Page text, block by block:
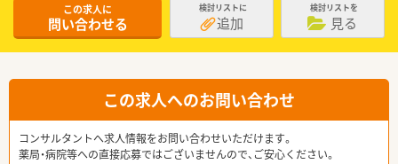
この求人に
問い合わせる
検討リストに
追加
検討リストを
見る
この求人へのお問い合わせ
コンサルタントへ求人情報をお問い合わせいただけます。
薬局・病院等への直接応募ではございませんので、ご安心ください。